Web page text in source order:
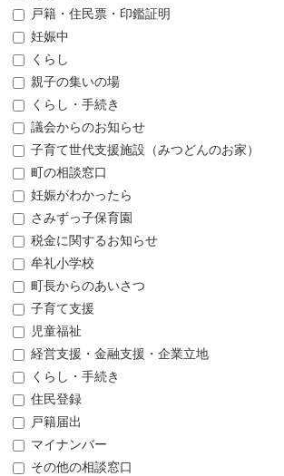
戸籍・住民票・印鑑証明
妊娠中
くらし
親子の集いの場
くらし・手続き
議会からのお知らせ
子育て世代支援施設（みつどんのお家）
町の相談窓口
妊娠がわかったら
さみずっ子保育園
税金に関するお知らせ
牟礼小学校
町長からのあいさつ
子育て支援
児童福祉
経営支援・金融支援・企業立地
くらし・手続き
住民登録
戸籍届出
マイナンバー
その他の相談窓口